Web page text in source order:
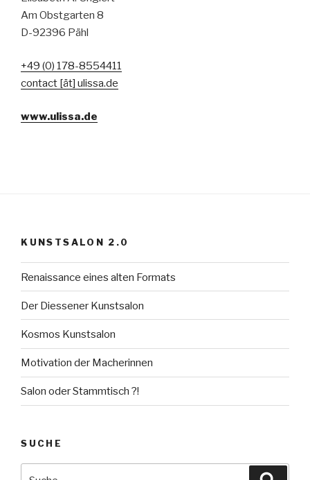
Am Obstgarten 8
D-92396 Pähl
+49 (0) 178-8554411
contact [ät] ulissa.de
www.ulissa.de
KUNSTSALON 2.0
Renaissance eines alten Formats
Der Diessener Kunstsalon
Kosmos Kunstsalon
Motivation der Macherinnen
Salon oder Stammtisch ?!
SUCHE